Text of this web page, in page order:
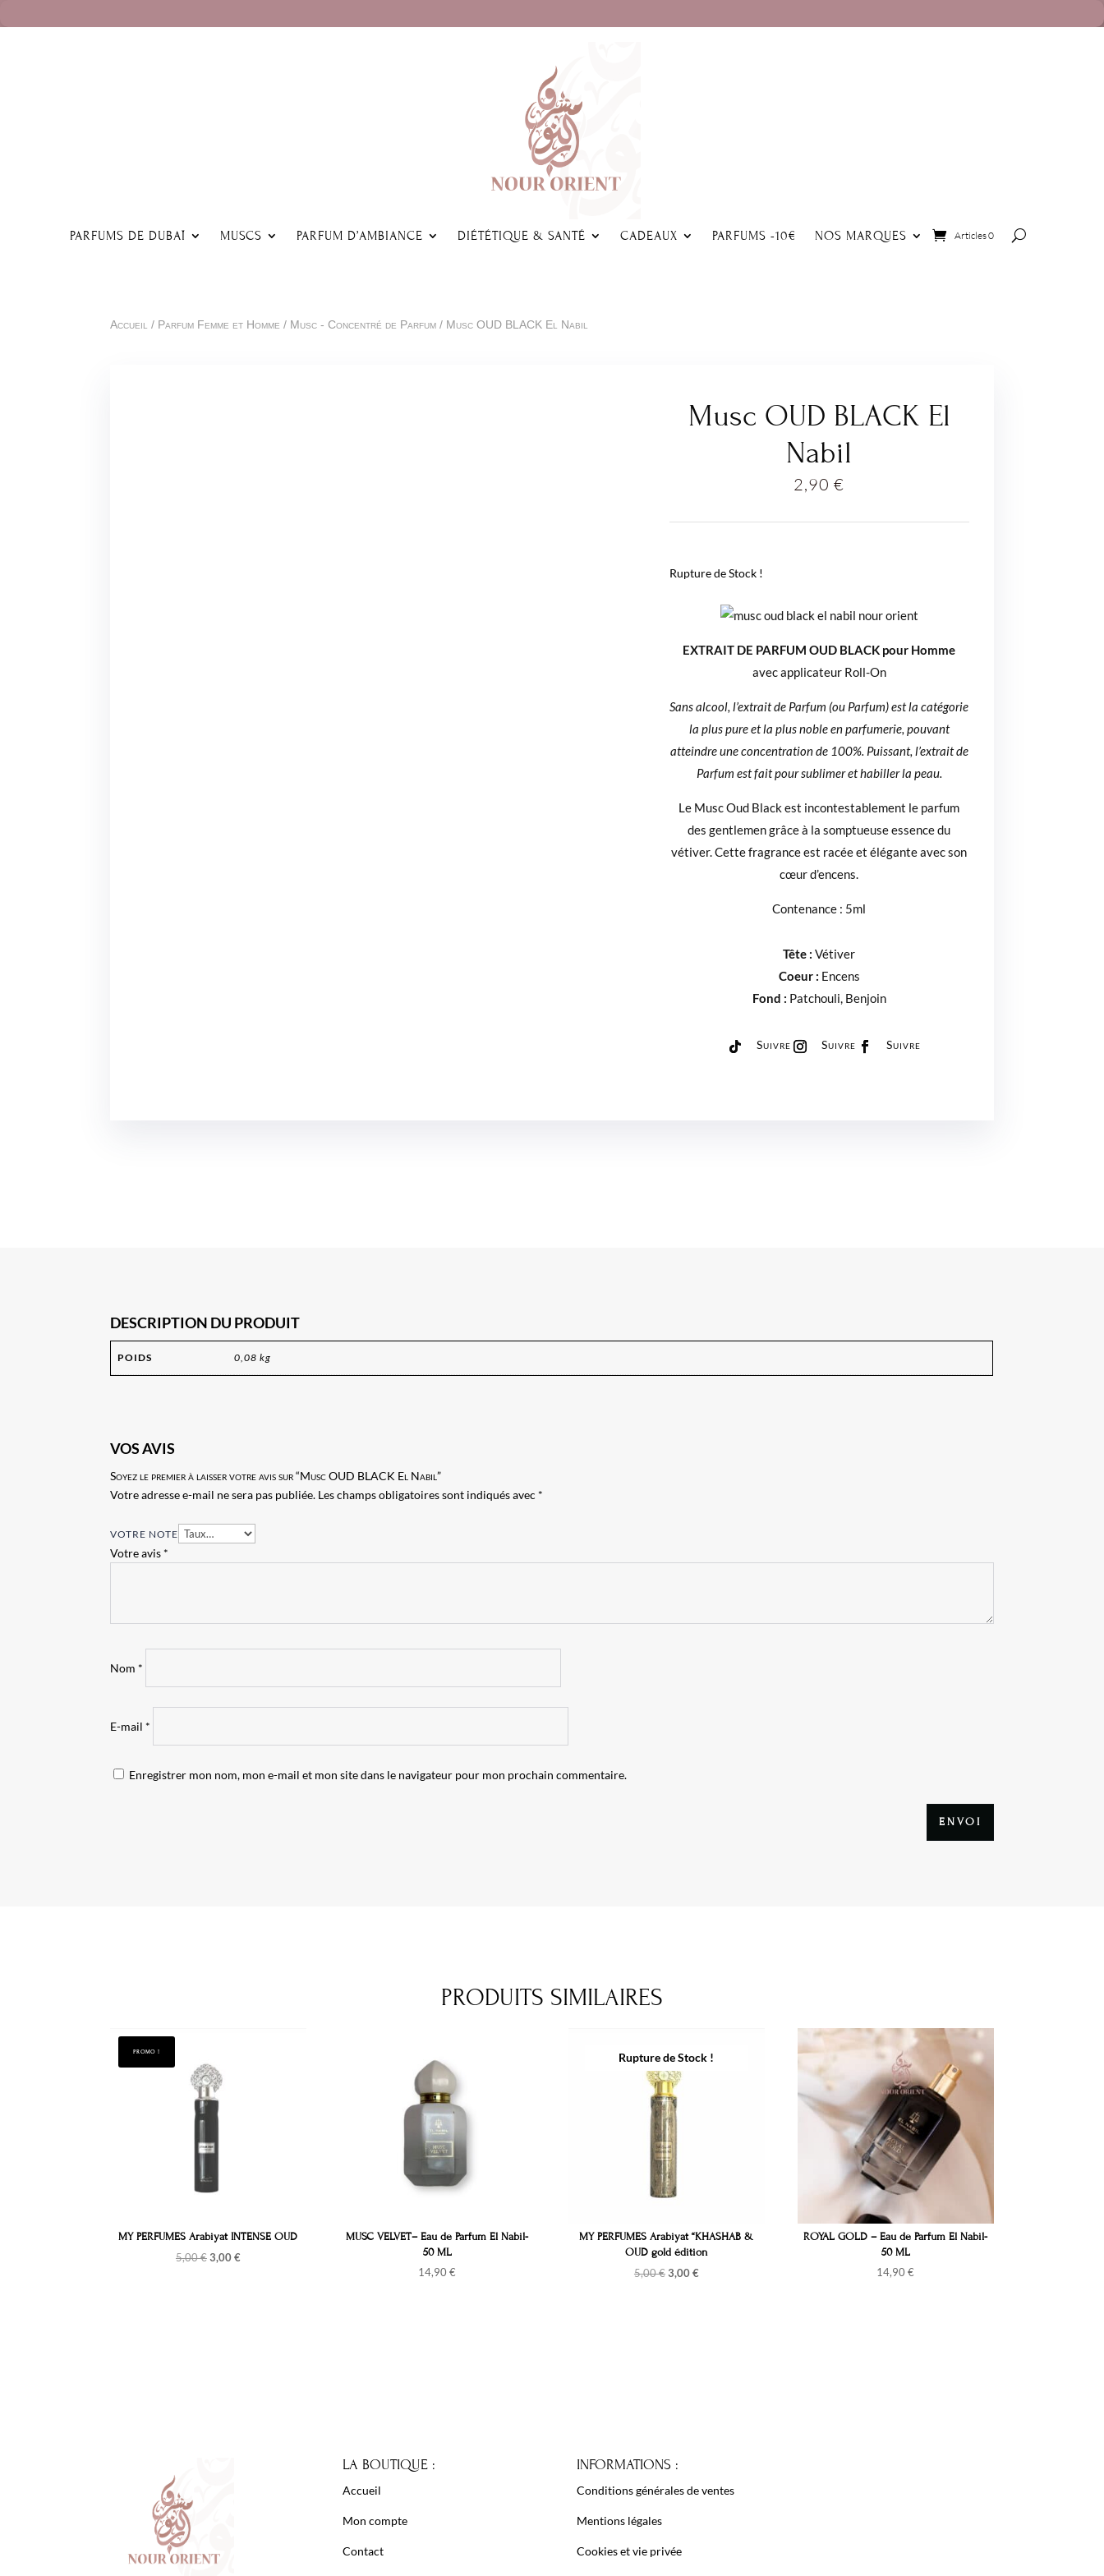
PARFUMS DE DUBAÏ MUSCS PARFUM D’AMBIANCE DIÉTÉTIQUE & SANTÉ CADEAUX PARFUMS -10€ NOS MARQUES Articles 0
Accueil / Parfum Femme et Homme / Musc - Concentré de Parfum / Musc OUD BLACK El Nabil
Musc OUD BLACK El
Nabil
2,90€
Rupture de Stock !
EXTRAIT DE PARFUM OUD BLACK pour Homme
avec applicateur Roll-On
Sans alcool, l’extrait de Parfum (ou Parfum) est la catégorie
la plus pure et la plus noble en parfumerie, pouvant
atteindre une concentration de 100%. Puissant, l’extrait de
Parfum est fait pour sublimer et habiller la peau.
Le Musc Oud Black est incontestablement le parfum
des gentlemen grâce à la somptueuse essence du
vétiver. Cette fragrance est racée et élégante avec son
cœur d’encens.
Contenance : 5ml
Tête :Vétiver
Coeur : Encens
Fond : Patchouli, Benjoin
Suivre Suivre Suivre
DESCRIPTION DU PRODUIT
POIDS 0,08 kg
VOS AVIS
Soyez le premier à laisser votre avis sur “Musc OUD BLACK El Nabil”
Votre adresse e-mail ne sera pas publiée. Les champs obligatoires sont indiqués avec *
VOTRE NOTE
Votre avis *
Nom *
E-mail *
Enregistrer mon nom, mon e-mail et mon site dans le navigateur pour mon prochain commentaire.
ENVOI
PRODUITS SIMILAIRES
PROMO !
MY PERFUMES Arabiyat INTENSE OUD
5,00€ Le
3,00€Le
MUSC VELVET– Eau de Parfum El Nabil-
50 ML
14,90€
MY PERFUMES Arabiyat “KHASHAB &
OUD gold édition
5,00€ Le
3,00€Le
ROYAL GOLD – Eau de Parfum El Nabil-
50 ML
14,90€
LA BOUTIQUE :
Accueil
Mon compte
Contact
INFORMATIONS :
Conditions générales de ventes
Mentions légales
Cookies et vie privée